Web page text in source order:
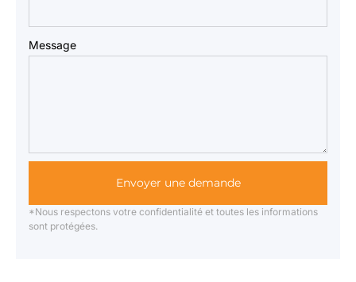
Message
Envoyer une demande
*Nous respectons votre confidentialité et toutes les informations
sont protégées.